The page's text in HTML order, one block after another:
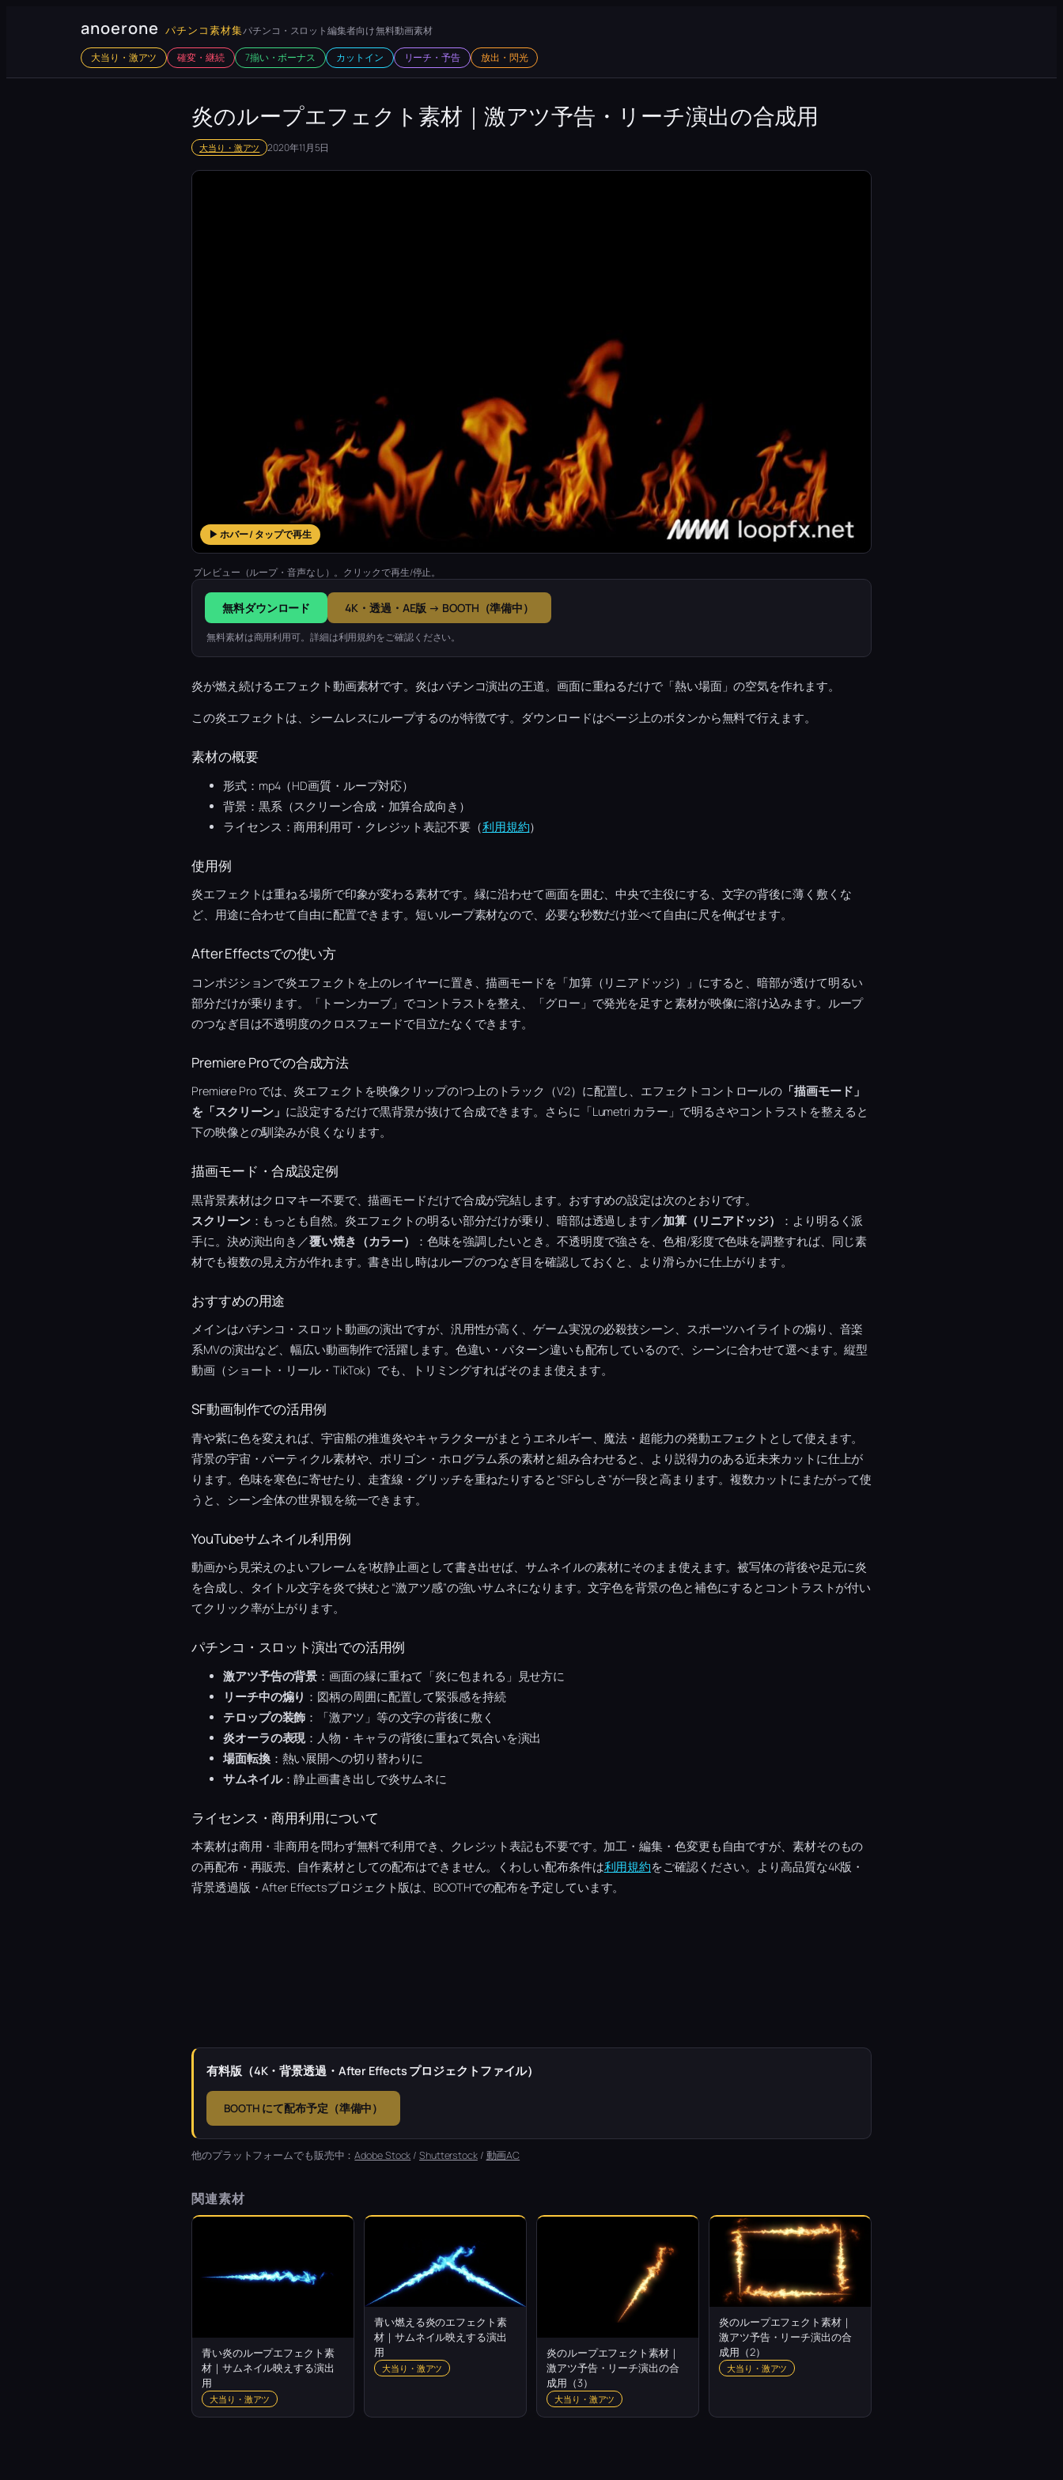
anoerone パチンコ素材集パチンコ・スロット編集者向け 無料動画素材
大当り・激アツ
確変・継続 7揃い・ボーナス カットイン リーチ・予告 放出・閃光
炎のループエフェクト素材｜激アツ予告・リーチ演出の合成用
大当り・激アツ 2020年11月5日
▶ ホバー / タップで再生
プレビュー（ループ・音声なし）。クリックで再生/停止。
無料ダウンロード 4K・透過・AE版 → BOOTH（準備中）
無料素材は商用利用可。詳細は利用規約をご確認ください。
炎が燃え続けるエフェクト動画素材です。炎はパチンコ演出の王道。画面に重ねるだけで「熱い場面」の空気を作れます。
この炎エフェクトは、シームレスにループするのが特徴です。ダウンロードはページ上のボタンから無料で行えます。
素材の概要
形式：mp4（HD画質・ループ対応）
背景：黒系（スクリーン合成・加算合成向き）
ライセンス：商用利用可・クレジット表記不要（利用規約）
使用例
炎エフェクトは重ねる場所で印象が変わる素材です。縁に沿わせて画面を囲む、中央で主役にする、文字の背後に薄く敷くな
ど、用途に合わせて自由に配置できます。短いループ素材なので、必要な秒数だけ並べて自由に尺を伸ばせます。
After Effectsでの使い方
コンポジションで炎エフェクトを上のレイヤーに置き、描画モードを「加算（リニアドッジ）」にすると、暗部が透けて明るい
部分だけが乗ります。「トーンカーブ」でコントラストを整え、「グロー」で発光を足すと素材が映像に溶け込みます。ループ
のつなぎ目は不透明度のクロスフェードで目立たなくできます。
Premiere Proでの合成方法
Premiere Pro では、炎エフェクトを映像クリップの1つ上のトラック（V2）に配置し、エフェクトコントロールの 「描画モード」
を「スクリーン」 に設定するだけで黒背景が抜けて合成できます。さらに「Lumetri カラー」で明るさやコントラストを整えると
下の映像との馴染みが良くなります。
描画モード・合成設定例
黒背景素材はクロマキー不要で、描画モードだけで合成が完結します。おすすめの設定は次のとおりです。
スクリーン：もっとも自然。炎エフェクトの明るい部分だけが乗り、暗部は透過します／加算（リニアドッジ）
：より明るく派
手に。決め演出向き／覆い焼き（カラー）
：色味を強調したいとき。不透明度で強さを、色相/彩度で色味を調整すれば、同じ素
材でも複数の見え方が作れます。書き出し時はループのつなぎ目を確認しておくと、より滑らかに仕上がります。
おすすめの用途
メインはパチンコ・スロット動画の演出ですが、汎用性が高く、ゲーム実況の必殺技シーン、スポーツハイライトの煽り、音楽
系MVの演出など、幅広い動画制作で活躍します。色違い・パターン違いも配布しているので、シーンに合わせて選べます。縦型
動画（ショート・リール・TikTok）でも、トリミングすればそのまま使えます。
SF動画制作での活用例
青や紫に色を変えれば、宇宙船の推進炎やキャラクターがまとうエネルギー、魔法・超能力の発動エフェクトとして使えます。
背景の宇宙・パーティクル素材や、ポリゴン・ホログラム系の素材と組み合わせると、より説得力のある近未来カットに仕上が
ります。色味を寒色に寄せたり、走査線・グリッチを重ねたりすると“SFらしさ”が一段と高まります。複数カットにまたがって使
うと、シーン全体の世界観を統一できます。
YouTubeサムネイル利用例
動画から見栄えのよいフレームを1枚静止画として書き出せば、サムネイルの素材にそのまま使えます。被写体の背後や足元に炎
を合成し、タイトル文字を炎で挟むと“激アツ感”の強いサムネになります。文字色を背景の色と補色にするとコントラストが付い
てクリック率が上がります。
パチンコ・スロット演出での活用例
激アツ予告の背景 ：画面の縁に重ねて「炎に包まれる」見せ方に
リーチ中の煽り ：図柄の周囲に配置して緊張感を持続
テロップの装飾 ：「激アツ」等の文字の背後に敷く
炎オーラの表現：人物・キャラの背後に重ねて気合いを演出
場面転換：熱い展開への切り替わりに
サムネイル：静止画書き出しで炎サムネに
ライセンス・商用利用について
本素材は商用・非商用を問わず無料で利用でき、クレジット表記も不要です。加工・編集・色変更も自由ですが、素材そのもの
の再配布・再販売、自作素材としての配布はできません。くわしい配布条件は利用規約をご確認ください。より高品質な4K版・
背景透過版・After Effectsプロジェクト版は、BOOTHでの配布を予定しています。
有料版（4K・背景透過・After Effects プロジェクトファイル）
BOOTH にて配布予定（準備中）
他のプラットフォームでも販売中：Adobe Stock /Shutterstock/ 動画AC
関連素材
青い炎のループエフェクト素
材｜サムネイル映えする演出
用
大当り・激アツ
青い燃える炎のエフェクト素
材｜サムネイル映えする演出
用
大当り・激アツ
炎のループエフェクト素材｜
激アツ予告・リーチ演出の合
成用（3）
大当り・激アツ
炎のループエフェクト素材｜
激アツ予告・リーチ演出の合
成用（2）
大当り・激アツ